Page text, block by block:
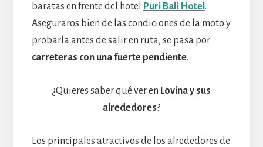
baratas en frente del hotel
Puri Bali Hotel .
Aseguraros bien de las condiciones de la moto y
probarla antes de salir en ruta, se pasa por
carreteras con una fuerte pendiente.
¿Quieres saber qué ver en Lovina y sus
alrededores?
Los principales atractivos de los alrededores de